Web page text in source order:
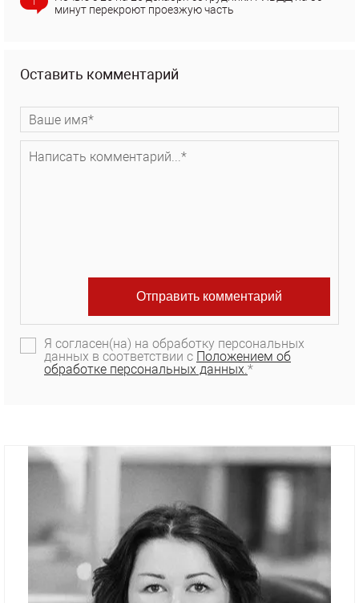
минут перекроют проезжую часть
Оставить комментарий
Я согласен(на) на обработку персональных
данных в соответствии с Положением об
обработке персональных данных.*